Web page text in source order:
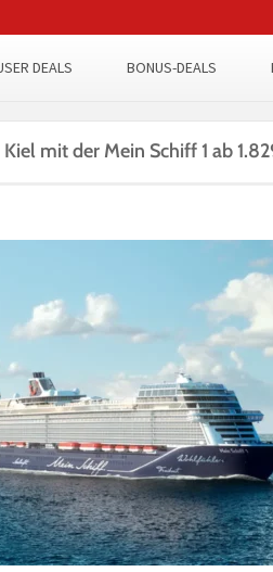
DEALS BONUS-DEALS
mit der Mein Schiff 1 ab